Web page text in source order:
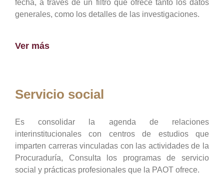
fecha, a través de un filtro que ofrece tanto los datos
generales, como los detalles de las investigaciones.
Ver más
Servicio social
Es consolidar la agenda de relaciones
interinstitucionales con centros de estudios que
imparten carreras vinculadas con las actividades de la
Procuraduría, Consulta los programas de servicio
social y prácticas profesionales que la PAOT ofrece.